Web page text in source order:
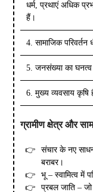
धर्म, प्रथाएं अधिक
हैं।
4. सामाजिक परिवर्तन
5. जनसंख्या का
6. मुख्य व्यवसाय कृषि
ग्रामीणक्षेत्र और
संचार के नए
बराबर।
भू – स्वामित्व में
प्रबल जाति –